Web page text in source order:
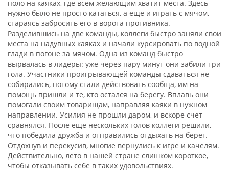
поло на каяках, где всем желающим хватит места. Здесь
нужно было не просто кататься, а еще и играть с мячом,
стараясь забросить его в ворота противника.
Разделившись на две команды, коллеги быстро заняли свои
места на надувных каяках и начали курсировать по водной
глади в погоне за мячом. Одна из команд быстро
вырвалась в лидеры: уже через пару минут они забили три
гола. Участники проигрывающей команды сдаваться не
собирались, потому стали действовать сообща, им на
помощь пришли и те, кто остался на берегу. Вплавь они
помогали своим товарищам, направляя каяки в нужном
направлении. Усилия не прошли даром, и вскоре счет
сравнялся. После еще нескольких голов коллеги решили,
что победила дружба и отправились отдыхать на берег.
Отдохнув и перекусив, многие вернулись к игре и качелям.
Действительно, лето в нашей стране слишком короткое,
чтобы отказывать себе в таких удовольствиях.